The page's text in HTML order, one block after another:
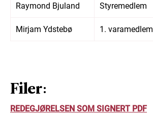
Raymond Bjuland Styremedlem
Mirjam Ydstebø 1. varamedlem
Filer:
REDEGJØRELSEN SOM SIGNERT PDF